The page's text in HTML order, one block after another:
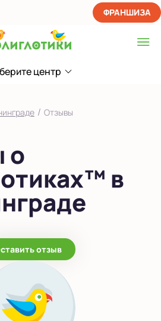
центр
центр
на карте
другой город
ФРАНШИЗА
/ Отзывы
о
в
отзыв